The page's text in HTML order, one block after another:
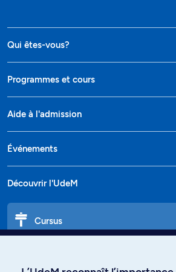
Qui êtes-vous?
Programmes et cours
Aide à l'admission
Événements
Découvrir l'UdeM
Cursus